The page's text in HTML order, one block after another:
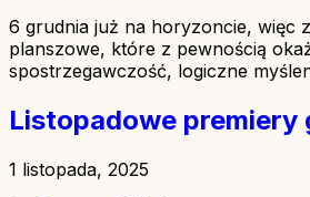
6 grudnia już na horyzoncie, więc
planszowe, które z pewnością
spostrzegawczość, logiczne
Listopadowe premiery
1 listopada, 2025